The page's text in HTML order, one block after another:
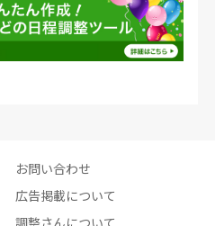
お問い合わせ
広告掲載について